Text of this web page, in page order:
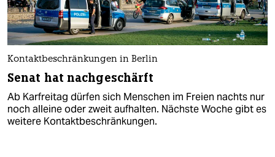
Kontaktbeschränkungen in Berlin
Senat hat nachgeschärft
Ab Karfreitag dürfen sich Menschen im Freien nachts nur
noch alleine oder zweit aufhalten. Nächste Woche gibt es
weitere Kontaktbeschränkungen.